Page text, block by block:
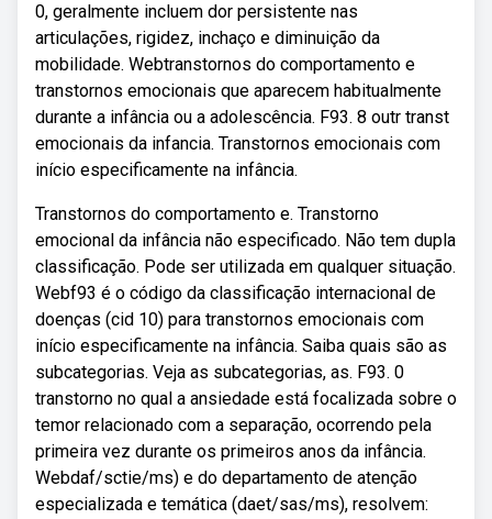
0, geralmente incluem dor persistente nas
articulações, rigidez, inchaço e diminuição da
mobilidade. Webtranstornos do comportamento e
transtornos emocionais que aparecem habitualmente
durante a infância ou a adolescência. F93. 8 outr transt
emocionais da infancia. Transtornos emocionais com
início especificamente na infância.
Transtornos do comportamento e. Transtorno
emocional da infância não especificado. Não tem dupla
classificação. Pode ser utilizada em qualquer situação.
Webf93 é o código da classificação internacional de
doenças (cid 10) para transtornos emocionais com
início especificamente na infância. Saiba quais são as
subcategorias. Veja as subcategorias, as. F93. 0
transtorno no qual a ansiedade está focalizada sobre o
temor relacionado com a separação, ocorrendo pela
primeira vez durante os primeiros anos da infância.
Webdaf/sctie/ms) e do departamento de atenção
especializada e temática (daet/sas/ms), resolvem: